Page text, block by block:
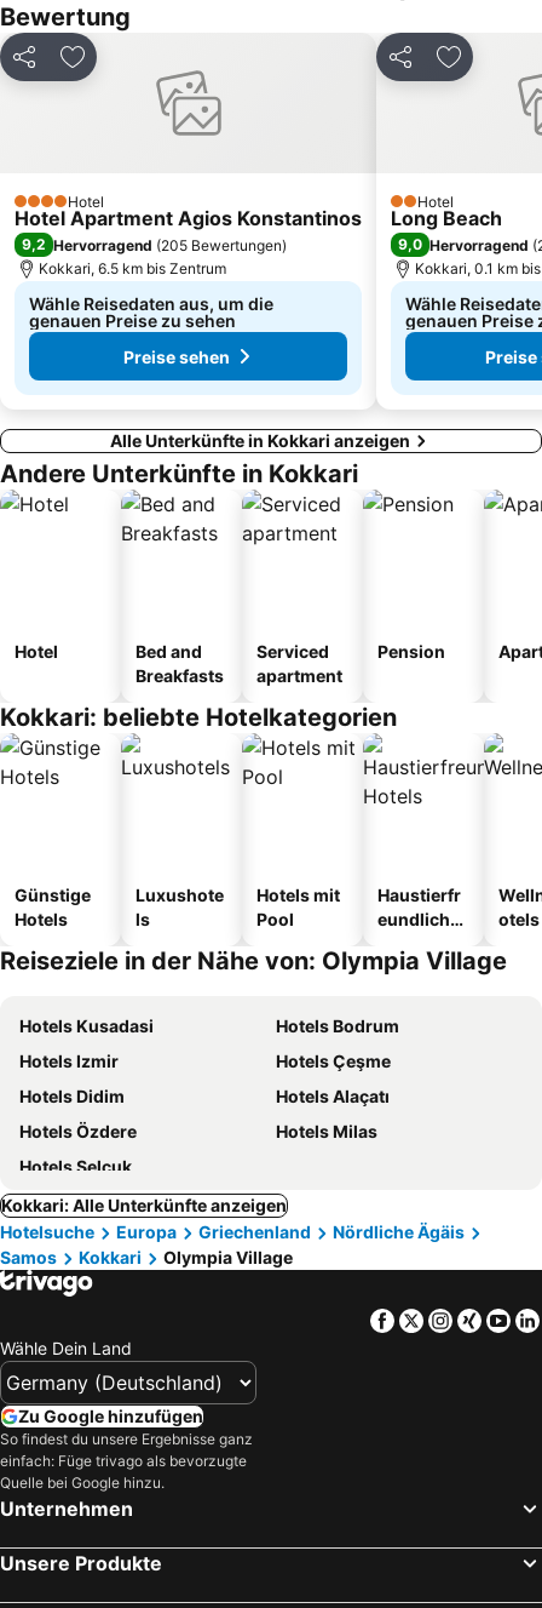
Setur Kusadasi Marina
Pithagoras o Samios
Klaros
Camlik Tren Garı
Kasidi
Milet
Vourliotes
Altstadt Ano Vathi
Bewertung
Teilen Zu Favoriten hinzufügen
4 SterneHotel
Hotel Apartment Agios Konstantinos
9,2 Hervorragend (205 Bewertungen)
Kokkari, 6.5 km bis Zentrum
Wähle Reisedaten aus, um die
genauen Preise zu sehen
Preise sehen
Teilen Zu
2 Sterne
Hotel
Long Beach
9,0 Hervorragend (
Kokkari, 0.1 km
Wähle
genauen Preise
Preise
Alle Unterkünfte in Kokkari anzeigen
Andere Unterkünfte in Kokkari
Hotel
Bed and
Breakfasts
Serviced
apartment
Pension
Kokkari: beliebte Hotelkategorien
Günstige
Hotels
Luxushote
ls
Hotels mit
Pool
Haustierfr
eundliche
otels
Reiseziele in der Nähe von: Olympia Village
Hotels Kusadasi
Hotels Bodrum
Hotels Izmir
Hotels Çeşme
Hotels Didim
Hotels Alaçatı
Hotels Özdere
Hotels Milas
Hotels Selçuk
Kokkari: Alle Unterkünfte anzeigen
Hotelsuche
Europa Griechenland
Nördliche Ägäis
Samos
Kokkari Olympia Village
Facebook
TwitterXing
Wähle Dein Land
Zu Google hinzufügen
So findest du unsere Ergebnisse ganz
einfach: Füge trivago als bevorzugte
Quelle bei Google hinzu.
Unternehmen
Unsere Produkte